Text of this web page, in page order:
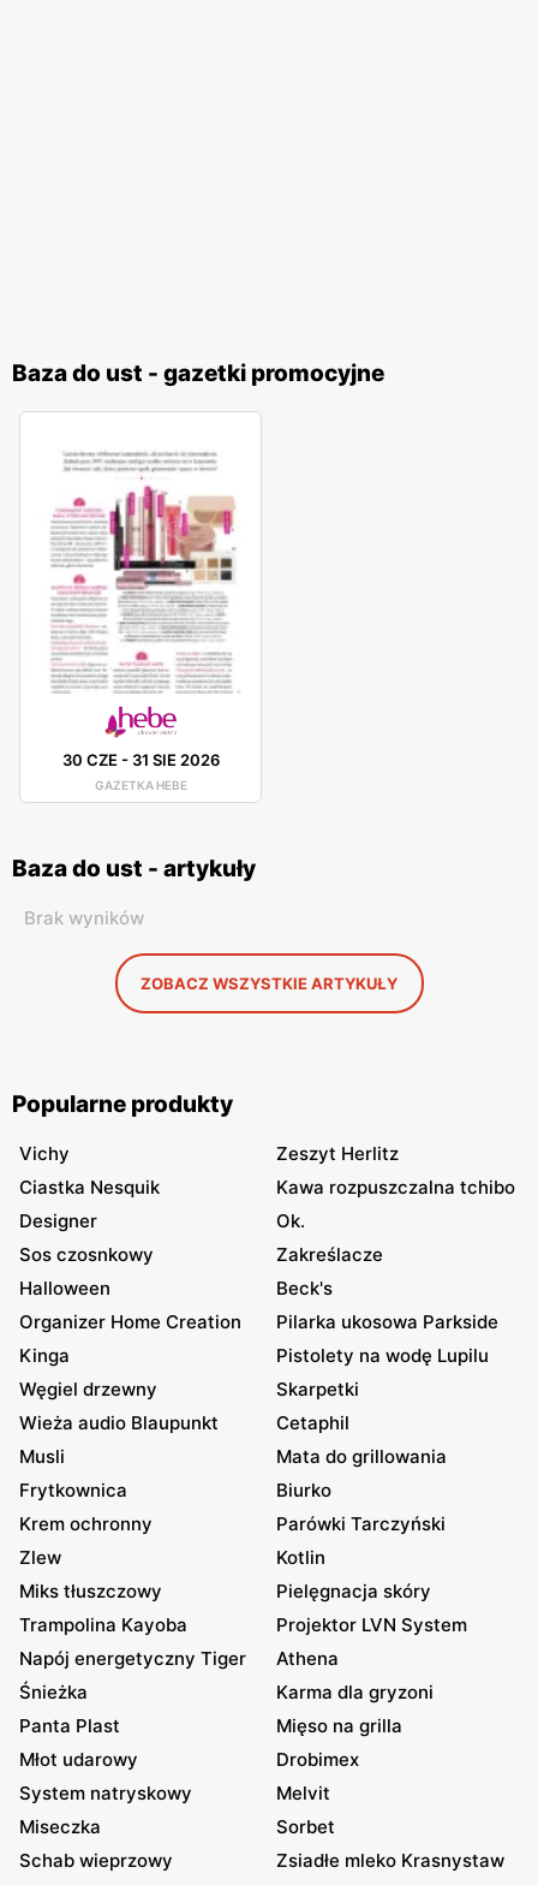
Baza do ust - gazetki promocyjne
30 CZE- 31 SIE 2026
GAZETKA HEBE
Baza do ust - artykuły
Brak wyników
ZOBACZ WSZYSTKIE ARTYKUŁY
Popularne produkty
Vichy
Zeszyt Herlitz
Ciastka Nesquik
Kawa rozpuszczalna tchibo
Designer
Ok.
Sos czosnkowy
Zakreślacze
Halloween
Beck's
Organizer Home Creation
Pilarka ukosowa Parkside
Kinga
Pistolety na wodę Lupilu
Węgiel drzewny
Skarpetki
Wieża audio Blaupunkt
Cetaphil
Musli
Mata do grillowania
Frytkownica
Biurko
Krem ochronny
Parówki Tarczyński
Zlew
Kotlin
Miks tłuszczowy
Pielęgnacja skóry
Trampolina Kayoba
Projektor LVN System
Napój energetyczny Tiger
Athena
Śnieżka
Karma dla gryzoni
Panta Plast
Mięso na grilla
Młot udarowy
Drobimex
System natryskowy
Melvit
Miseczka
Sorbet
Schab wieprzowy
Zsiadłe mleko Krasnystaw